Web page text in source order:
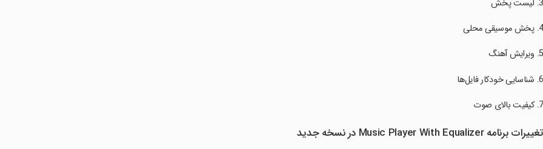
تغییرات برنامه Music Player With Equalizer در نسخه جدید